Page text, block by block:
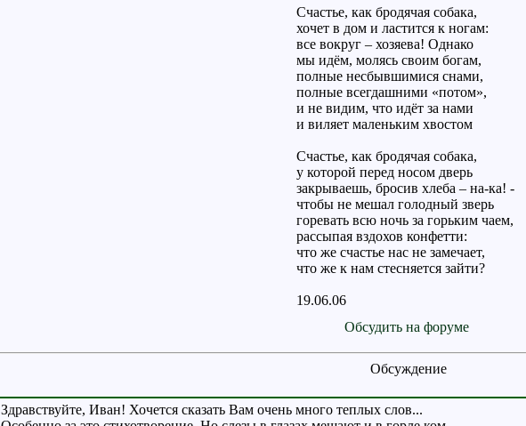
Счастье, как бродячая собака,
хочет в дом и ластится к ногам:
все вокруг – хозяева! Однако
мы идём, молясь своим богам,
полные несбывшимися снами,
полные всегдашними «потом»,
и не видим, что идёт за нами
и виляет маленьким хвостом
Счастье, как бродячая собака,
у которой перед носом дверь
закрываешь, бросив хлеба – на-ка! -
чтобы не мешал голодный зверь
горевать всю ночь за горьким чаем,
рассыпая вздохов конфетти:
что же счастье нас не замечает,
что же к нам стесняется зайти?
19.06.06
Обсудить на форуме
Обсуждение
Здравствуйте, Иван! Хочется сказать Вам очень много теплых слов...